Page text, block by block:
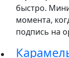
быстро.
момента,
подпись на